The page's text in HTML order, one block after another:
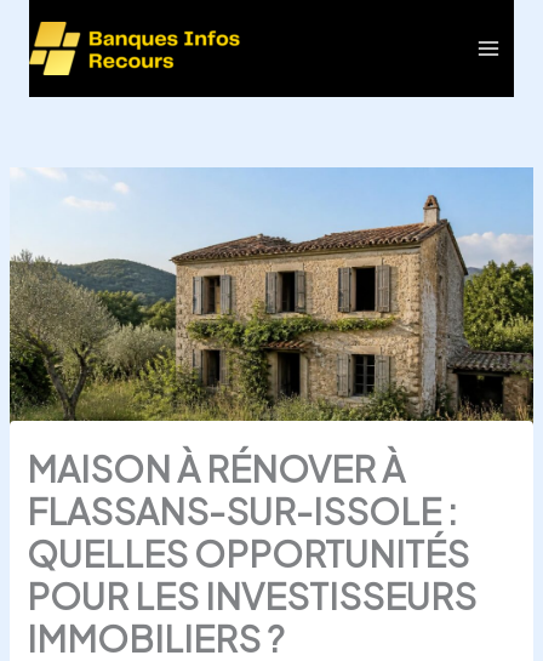
contenu
MAISON À RÉNOVER À
FLASSANS-SUR-ISSOLE :
QUELLES OPPORTUNITÉS
POUR LES INVESTISSEURS
IMMOBILIERS ?